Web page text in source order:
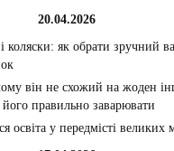
20.04.2026
коляски: як обрати зручний
він не схожий на жоден
правильно заварювати
освіта у передмісті великих